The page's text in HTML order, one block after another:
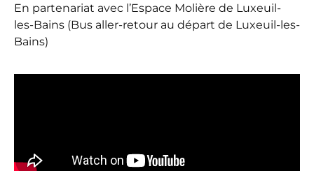
En partenariat avec l’Espace Molière de Luxeuil-
les-Bains (Bus aller-retour au départ de Luxeuil-les-
Bains)